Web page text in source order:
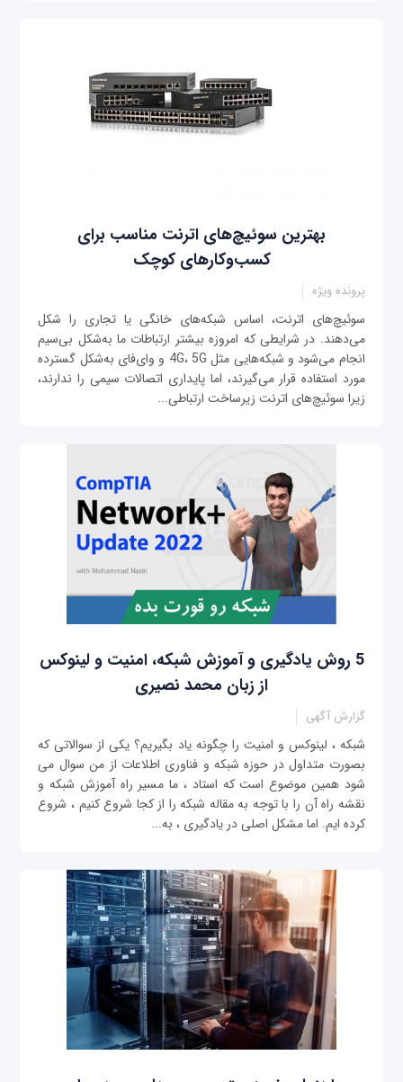
بهترین سوئیچ‌های اترنت مناسب برای
کسب‌وکارهای کوچک
پرونده ویژه
سوئیچ‌های اترنت، اساس شبکه‌های خانگی یا تجاری را شکل
می‌دهند. در شرایطی که امروزه بیشتر ارتباطات ما به‌شکل بی‌سیم
انجام می‌شود و شبکه‌هایی مثل 4G، 5G و وای‌فای به‌شکل گسترده
مورد استفاده قرار می‌گیرند، اما پایداری اتصالات سیمی را ندارند،
زیرا سوئیچ‌های اترنت زیرساخت ارتباطی...
5 روش یادگیری و آموزش شبکه، امنیت و لینوکس
از زبان محمد نصیری
گزارش آگهی
شبکه ، لینوکس و امنیت را چگونه یاد بگیریم؟ یکی از سوالاتی که
بصورت متداول در حوزه شبکه و فناوری اطلاعات از من سوال می
شود همین موضوع است که استاد ، ما مسیر راه آموزش شبکه و
نقشه راه آن را با توجه به مقاله شبکه را از کجا شروع کنیم ، شروع
کرده ایم. اما مشکل اصلی در یادگیری ، به...